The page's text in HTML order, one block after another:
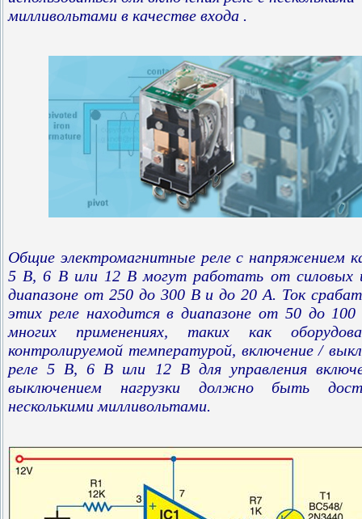
милливольтами в качестве входа .
Общие электромагнитные реле с напряжением
5 В, 6 В или 12 В могут работать от силовых
диапазоне от 250 до 300 В и до 20 А. Ток
этих реле находится в диапазоне от 50 до
многих применениях, таких как
контролируемой температурой, включение /
реле 5 В, 6 В или 12 В для управления
выключением нагрузки должно быть
несколькими милливольтами.